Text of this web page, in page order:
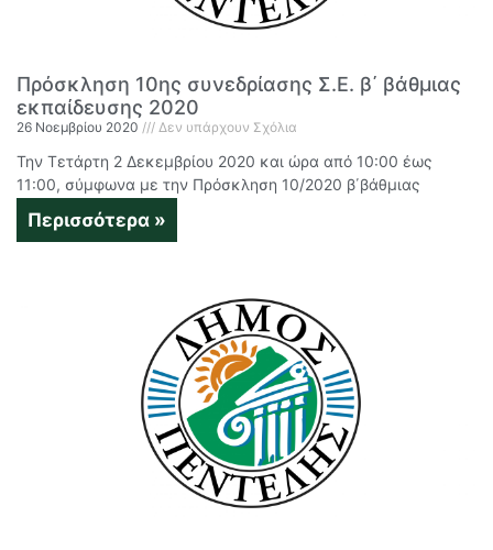
Πρόσκληση 10ης συνεδρίασης Σ.Ε. β΄ βάθμιας
εκπαίδευσης 2020
26 Νοεμβρίου 2020 Δεν υπάρχουν Σχόλια
Την Τετάρτη 2 Δεκεμβρίου 2020 και ώρα από 10:00 έως
11:00, σύμφωνα με την Πρόσκληση 10/2020 β΄βάθμιας
Περισσότερα »